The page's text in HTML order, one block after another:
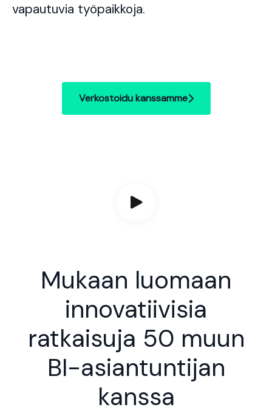
vapautuvia työpaikkoja.
Verkostoidu kanssamme
Mukaan luomaan
innovatiivisia
ratkaisuja 50 muun
BI-asiantuntijan
kanssa